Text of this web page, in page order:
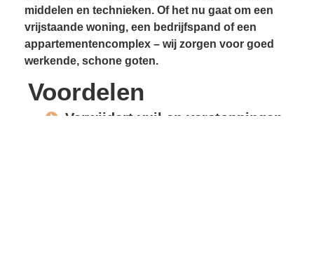
middelen en technieken. Of het nu gaat om een
vrijstaande woning, een bedrijfspand of een
appartementencomplex – wij zorgen voor goed
werkende, schone goten.
Voordelen
Verwijdert vuil en verstoppingen